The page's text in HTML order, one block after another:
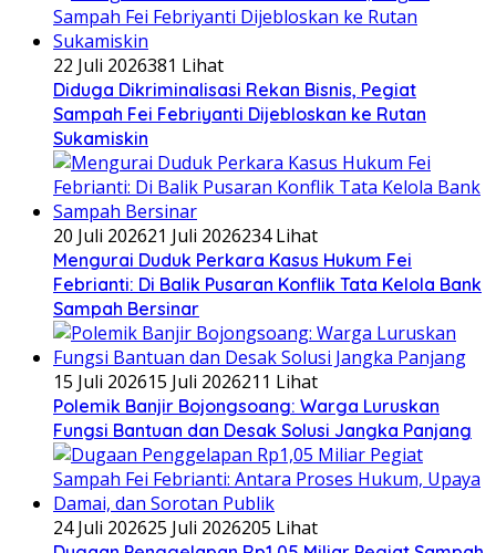
22 Juli 2026381 Lihat
Diduga Dikriminalisasi Rekan Bisnis, Pegiat
Sampah Fei Febriyanti Dijebloskan ke Rutan
Sukamiskin
20 Juli 202621 Juli 2026234 Lihat
​Mengurai Duduk Perkara Kasus Hukum Fei
Febrianti: Di Balik Pusaran Konflik Tata Kelola Bank
Sampah Bersinar
15 Juli 202615 Juli 2026211 Lihat
Polemik Banjir Bojongsoang: Warga Luruskan
Fungsi Bantuan dan Desak Solusi Jangka Panjang
24 Juli 202625 Juli 2026205 Lihat